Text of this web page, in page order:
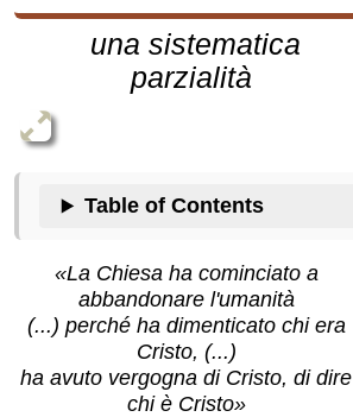
una sistematica
parzialità
Table of Contents
«La Chiesa ha cominciato a
abbandonare l'umanità
(...) perché ha dimenticato chi era
Cristo, (...)
ha avuto vergogna di Cristo, di dire
chi è Cristo»